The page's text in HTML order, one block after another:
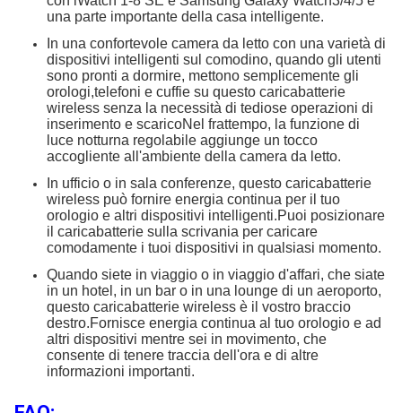
una parte importante della casa intelligente.
In una confortevole camera da letto con una varietà di
dispositivi intelligenti sul comodino, quando gli utenti
sono pronti a dormire, mettono semplicemente gli
orologi,telefoni e cuffie su questo caricabatterie
wireless senza la necessità di tediose operazioni di
inserimento e scaricoNel frattempo, la funzione di
luce notturna regolabile aggiunge un tocco
accogliente all'ambiente della camera da letto.
In ufficio o in sala conferenze, questo caricabatterie
wireless può fornire energia continua per il tuo
orologio e altri dispositivi intelligenti.Puoi posizionare
il caricabatterie sulla scrivania per caricare
comodamente i tuoi dispositivi in qualsiasi momento.
Quando siete in viaggio o in viaggio d'affari, che siate
in un hotel, in un bar o in una lounge di un aeroporto,
questo caricabatterie wireless è il vostro braccio
destro.Fornisce energia continua al tuo orologio e ad
altri dispositivi mentre sei in movimento, che
consente di tenere traccia dell'ora e di altre
informazioni importanti.